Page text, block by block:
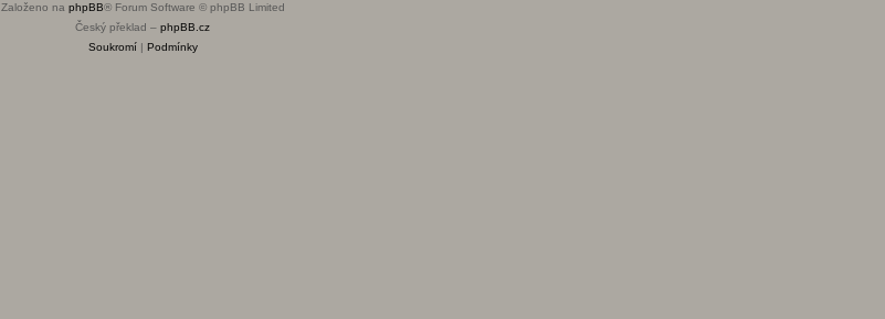
Založeno na phpBB® Forum Software © phpBB Limited
Český překlad – phpBB.cz
Soukromí| Podmínky